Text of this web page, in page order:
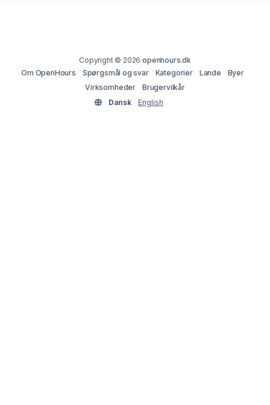
Copyright © 2026openhours.dk
Om OpenHours
Spørgsmål og svar Kategorier Lande
Byer
Virksomheder
Brugervilkår
Dansk
English